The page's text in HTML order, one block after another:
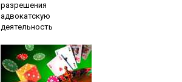
разрешения
адвокатскую
деятельность